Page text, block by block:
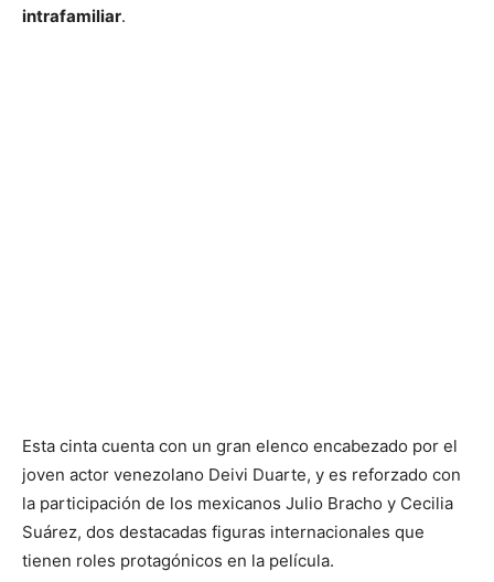
intrafamiliar.
Esta cinta cuenta con un gran elenco encabezado por el
joven actor venezolano Deivi Duarte, y es reforzado con
la participación de los mexicanos Julio Bracho y Cecilia
Suárez, dos destacadas figuras internacionales que
tienen roles protagónicos en la película.